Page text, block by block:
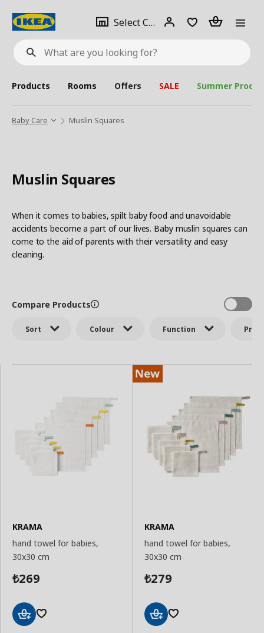
What
are
looking
for?
Select City Select
city
Login Piece(s)
Products Rooms Offers SALE Summer
Baby Care Muslin Squares
Muslin Squares
When it comes to babies, spilt baby food and unavoidable
accidents become a part of our lives. Baby muslin squares can
come to the aid of parents with their versatility and easy
cleaning.
Sort Colour Function Price
Compare Products
KRAMA
hand towel for babies,
30x30 cm
₺269
KRAMA
hand towel for babies,
30x30 cm
₺279